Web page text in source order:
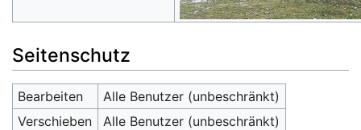
Seitenschutz
Bearbeiten
Alle Benutzer (unbeschränkt)
Verschieben
Alle Benutzer (unbeschränkt)